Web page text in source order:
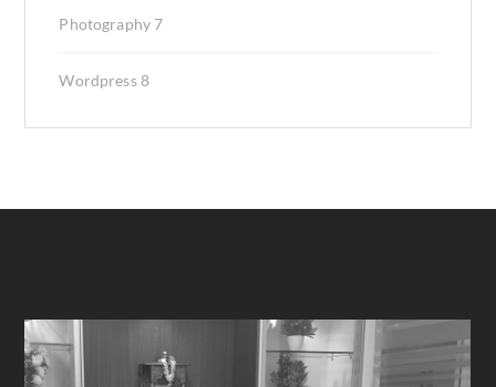
Photography7
Wordpress8